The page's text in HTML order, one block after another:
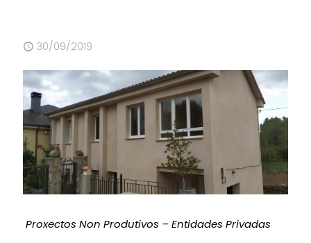
30/09/2019
Proxectos Non Produtivos – Entidades Privadas